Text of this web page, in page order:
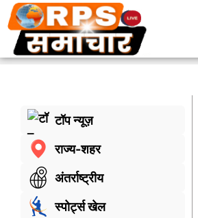
टॉप न्यूज़
राज्य-शहर
अंतर्राष्ट्रीय
स्पोर्ट्स खेल